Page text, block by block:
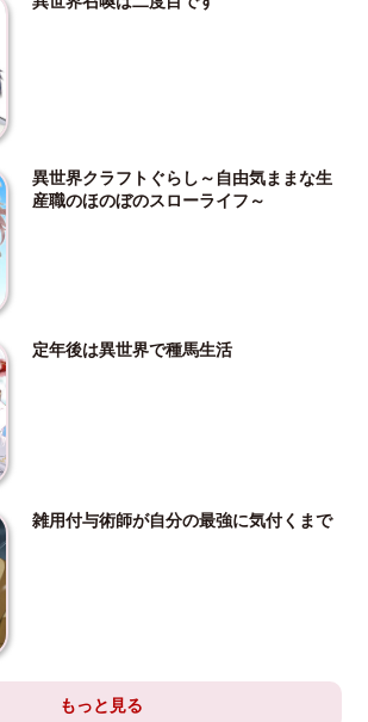
異世界クラフトぐらし～自由気ままな生
産職のほのぼのスローライフ～
定年後は異世界で種馬生活
雑用付与術師が自分の最強に気付くまで
もっと見る